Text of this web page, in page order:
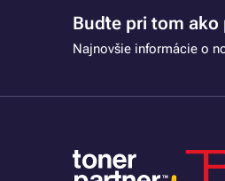
Buďte pri tom ako
Najnovšie informácie o